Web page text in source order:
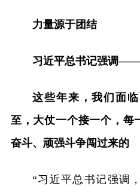
力量源于团结
习近平总书记强调——
这些年来，我们面
至，大仗一个接一个，每
奋斗、顽强斗争闯过来的
“习近平总书记强调